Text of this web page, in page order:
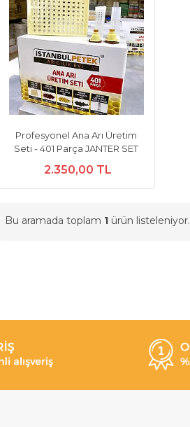
Profesyonel Ana Arı Üretim
Seti - 401 Parça JANTER SET
2.350,00 TL
Bu aramada toplam 1 ürün listeleniyor.